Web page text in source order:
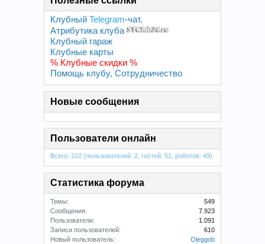
Клубный Telegram-чат.
Атрибутика клуба
Клубный гараж
Клубные карты
% Клубные скидки %
Помощь клубу, Сотрудничество
Новые сообщения
Пользователи онлайн
Всего: 102 (пользователей: 2, гостей: 51, роботов: 49)
Статистика форума
Темы:
549
Сообщения:
7.923
Пользователи:
1.091
Записи пользователей:
610
Новый пользователь:
Oleggob